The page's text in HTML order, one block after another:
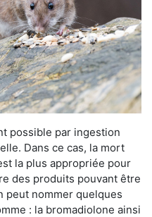
possible par ingestion
Dans ce cas, la mort
la plus appropriée pour
des produits pouvant être
peut nommer quelques
: la bromadiolone ainsi